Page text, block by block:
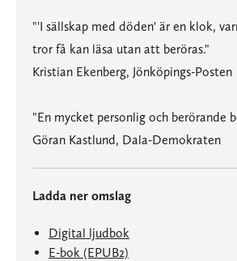
"'I sällskap med döden' är en klok,
tror få kan läsa utan att beröras."
Kristian Ekenberg, Jönköpings-Posten
"En mycket personlig och berörande
Göran Kastlund, Dala-Demokraten
Ladda ner omslag
Digital ljudbok
E-bok (EPUB2)